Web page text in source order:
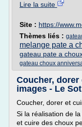
Lire la suite
Site : https://
Thèmes liés :
melange pate a
gateau pate a
gateau choux
Coucher, dorer
images - Le
Coucher, dorer et
Si la réalisation de
et cuire des choux